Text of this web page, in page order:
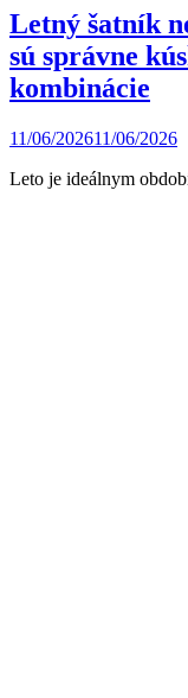
Letný šatník
sú správne
kombinácie
11/06/202611/06/2026
Leto je ideálnym